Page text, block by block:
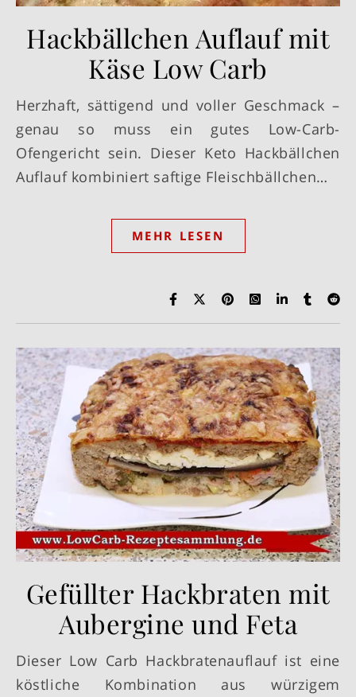
Hackbällchen Auflauf mit
Käse Low Carb
Herzhaft, sättigend und voller Geschmack –
genau so muss ein gutes Low-Carb-
Ofengericht sein. Dieser Keto Hackbällchen
Auflauf kombiniert saftige Fleischbällchen…
MEHR LESEN
Gefüllter Hackbraten mit
Aubergine und Feta
Dieser Low Carb Hackbratenauflauf ist eine
köstliche Kombination aus würzigem